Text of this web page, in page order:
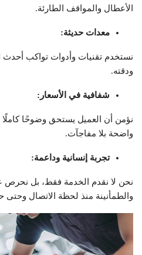
الأعطال والمواقف الطارئة.
معدات حديثة:
نستخدم تقنيات وأدوات تواكب
ودقته.
شفافية في الأسعار :
نؤمن أن العميل يستحق وضوحًا كاملًا
واضحة بلا مفاجآت.
تجربة إنسانية وداعمة:
نحن لا نقدم الخدمة فقط، بل نحرص
والطمأنينة منذ لحظة الاتصال